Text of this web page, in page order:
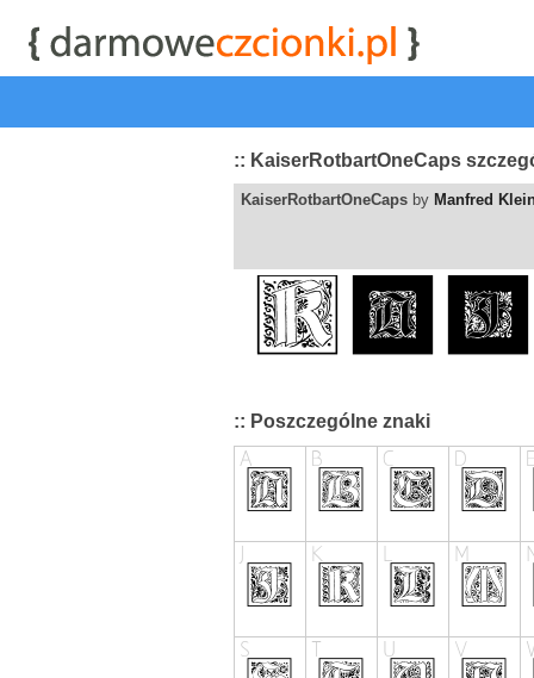
| przeglądaj |najwyżej
:: KaiserRotbartOneCaps
KaiserRotbartOneCaps by Manfred
:: Poszczególne znaki